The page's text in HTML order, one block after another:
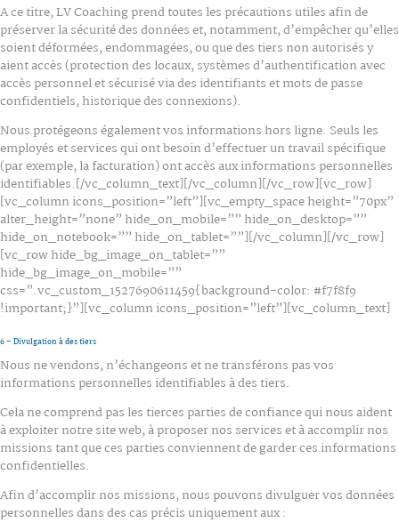
A ce titre, LV Coaching prend toutes les précautions utiles afin de
préserver la sécurité des données et, notamment, d’empêcher qu’elles
soient déformées, endommagées, ou que des tiers non autorisés y
aient accès (protection des locaux, systèmes d’authentification avec
accès personnel et sécurisé via des identifiants et mots de passe
confidentiels, historique des connexions).
Nous protégeons également vos informations hors ligne. Seuls les
employés et services qui ont besoin d’effectuer un travail spécifique
(par exemple, la facturation) ont accès aux informations personnelles
identifiables.[/vc_column_text][/vc_column][/vc_row][vc_row]
[vc_column icons_position=”left”][vc_empty_space height=”70px”
alter_height=”none” hide_on_mobile=”” hide_on_desktop=””
hide_on_notebook=”” hide_on_tablet=””][/vc_column][/vc_row]
[vc_row hide_bg_image_on_tablet=””
hide_bg_image_on_mobile=””
css=”.vc_custom_1527690611459{background-color: #f7f8f9
!important;}”][vc_column icons_position=”left”][vc_column_text]
6 – Divulgation à des tiers
Nous ne vendons, n’échangeons et ne transférons pas vos
informations personnelles identifiables à des tiers.
Cela ne comprend pas les tierces parties de confiance qui nous aident
à exploiter notre site web, à proposer nos services et à accomplir nos
missions tant que ces parties conviennent de garder ces informations
confidentielles.
Afin d’accomplir nos missions, nous pouvons divulguer vos données
personnelles dans des cas précis uniquement aux :